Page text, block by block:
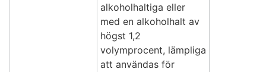
alkoholhaltiga eller
med en alkoholhalt av
högst 1,2
volymprocent, lämpliga
att användas för